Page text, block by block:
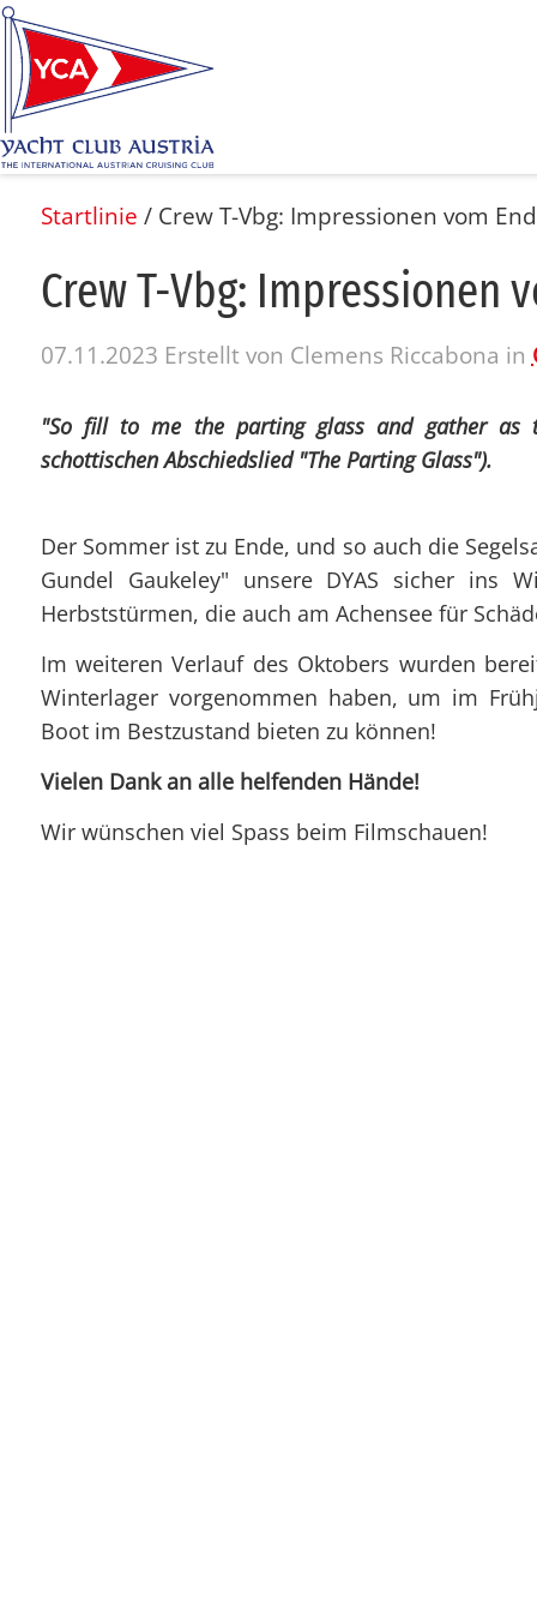
Startlinie / Crew T-Vbg: Impressionen vom
Crew T-Vbg: Im­pres­sio­nen
07.11.2023 Erstellt von Clemens Riccabona in
"So fill to me the parting glass and gather as
schottischen Abschiedslied "The Parting Glass").
Der Sommer ist zu Ende, und so auch die
Gundel Gaukeley" unsere DYAS sicher ins
Herbststürmen, die auch am Achensee für
Im weiteren Verlauf des Oktobers wurden
Winterlager vorgenommen haben, um im
Boot im Bestzustand bieten zu können!
Vielen Dank an alle helfenden Hände!
Wir wünschen viel Spass beim Filmschauen!